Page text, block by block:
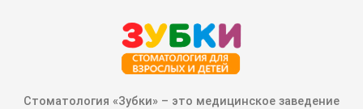
Стоматология «Зубки» – это медицинское заведение